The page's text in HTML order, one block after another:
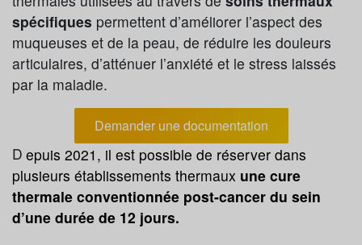
spécifiques permettent d’améliorer l’aspect des
muqueuses et de la peau, de réduire les douleurs
articulaires, d’atténuer l’anxiété et le stress laissés
par la maladie.
Demander une documentation
D epuis 2021, il est possible de réserver dans
plusieurs établissements thermaux une cure
thermale conventionnée post-cancer du sein
d’une durée de 12 jours.